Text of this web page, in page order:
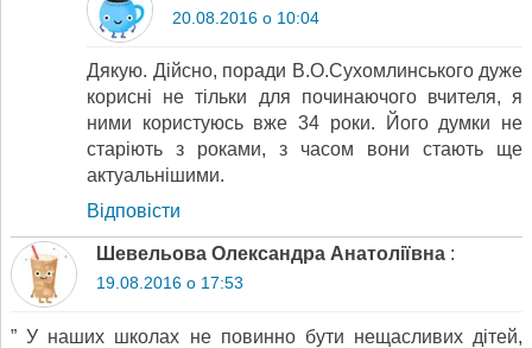
20.08.2016 о 10:04
Дякую. Дійсно, поради В.О.Сухомлинського дуже
корисні не тільки для починаючого вчителя, я
ними користуюсь вже 34 роки. Його думки не
старіють з роками, з часом вони стають ще
актуальнішими.
Відповіcти
Шевельова Олександра Анатоліївна :
19.08.2016 о 17:53
” У наших школах не повинно бути нещасливих дітей,